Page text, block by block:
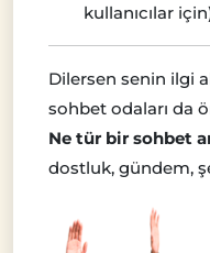
kullanıcılar
Dilersen senin ilgi
sohbet odaları da
Ne tür bir sohbet
dostluk, gündem,